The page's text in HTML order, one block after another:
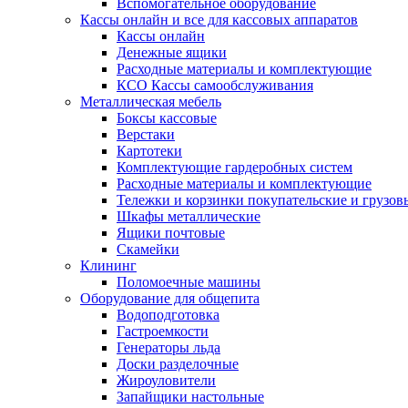
Вспомогательное оборудование
Кассы онлайн и все для кассовых аппаратов
Кассы онлайн
Денежные ящики
Расходные материалы и комплектующие
КСО Кассы самообслуживания
Металлическая мебель
Боксы кассовые
Верстаки
Картотеки
Комплектующие гардеробных систем
Расходные материалы и комплектующие
Тележки и корзинки покупательские и
Шкафы металлические
Ящики почтовые
Скамейки
Клининг
Поломоечные машины
Оборудование для общепита
Водоподготовка
Гастроемкости
Генераторы льда
Доски разделочные
Жироуловители
Запайщики настольные